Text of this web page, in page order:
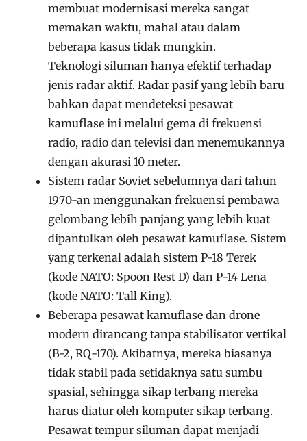
membuat modernisasi mereka sangat
memakan waktu, mahal atau dalam
beberapa kasus tidak mungkin.
Teknologi siluman hanya efektif terhadap
jenis radar aktif. Radar pasif yang lebih baru
bahkan dapat mendeteksi pesawat
kamuflase ini melalui gema di frekuensi
radio, radio dan televisi dan menemukannya
dengan akurasi 10 meter.
Sistem radar Soviet sebelumnya dari tahun
1970-an menggunakan frekuensi pembawa
gelombang lebih panjang yang lebih kuat
dipantulkan oleh pesawat kamuflase. Sistem
yang terkenal adalah sistem P-18 Terek
(kode NATO: Spoon Rest D) dan P-14 Lena
(kode NATO: Tall King).
Beberapa pesawat kamuflase dan drone
modern dirancang tanpa stabilisator vertikal
(B-2, RQ-170). Akibatnya, mereka biasanya
tidak stabil pada setidaknya satu sumbu
spasial, sehingga sikap terbang mereka
harus diatur oleh komputer sikap terbang.
Pesawat tempur siluman dapat menjadi